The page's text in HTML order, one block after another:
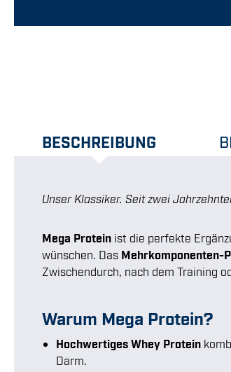
BESCHREIBUNG
Unser Klassiker. Seit zwei
Mega Protein ist die perfekte
wünschen. Das Mehrkomponenten-
Zwischendurch, nach dem Training
Warum Mega Protein?
Hochwertiges Whey Protein
Darm.